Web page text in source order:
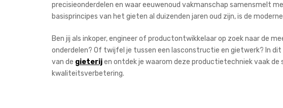
precisieonderdelen en waar eeuwenoud vakmanschap samensmelt
basisprincipes van het gieten al duizenden jaren oud zijn, is de
Ben jij als inkoper, engineer of productontwikkelaar op zoek naar de
onderdelen? Of twijfel je tussen een lasconstructie en gietwerk? In dit
van de gieterijen ontdek je waarom deze productietechniek vaak
kwaliteitsverbetering.